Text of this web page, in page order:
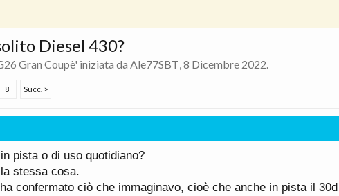
Diesel 430?
Gran Coupè' iniziata da Ale77SBT,8 Dicembre 2022.
8 Succ. >
pista o di uso quotidiano?
stessa cosa.
ha confermato ciò che immaginavo, cioè che anche in pista il 30d